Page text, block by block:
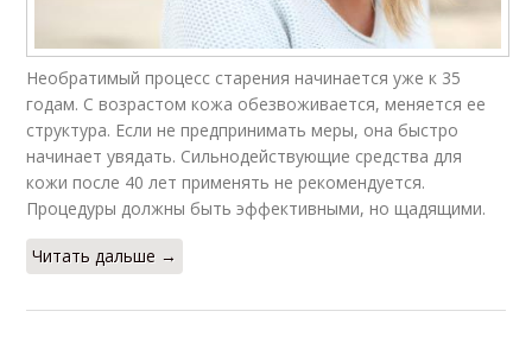
Необратимый процесс старения начинается уже к 35
годам. С возрастом кожа обезвоживается, меняется ее
структура. Если не предпринимать меры, она быстро
начинает увядать. Сильнодействующие средства для
кожи после 40 лет применять не рекомендуется.
Процедуры должны быть эффективными, но щадящими.
Читать дальше →